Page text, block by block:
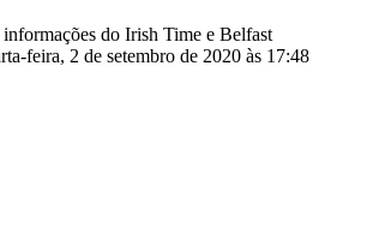
do Irish Time e Belfast
feira, 2 de setembro de 2020 às 17:48